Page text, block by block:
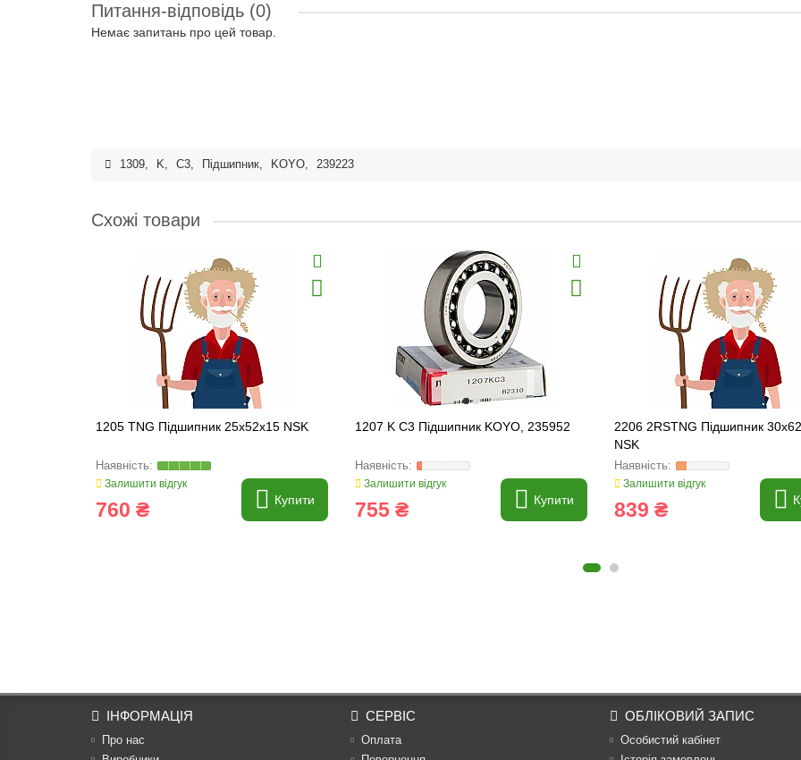
Питання-відповідь (0)
Немає запитань про цей товар.
1309, K, C3, Підшипник, KOYO, 239223
Схожі товари
1205 TNG Підшипник 25x52x15 NSK
Залишити відгук
760 ₴ Купити
1207 K C3 Підшипник KOYO, 235952
Залишити відгук
755 ₴ Купити
2206 2RSTNG Підшипник
NSK
Залишити відгук
839 ₴
ІНФОРМАЦІЯ
Про нас
СЕРВІС
Оплата
ОБЛІКОВИЙ ЗАПИС
Особистий кабінет